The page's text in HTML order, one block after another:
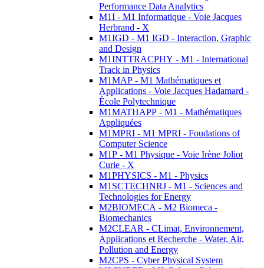
Performance Data Analytics
M1I - M1 Informatique - Voie Jacques
Herbrand - X
M1IGD - M1 IGD - Interaction, Graphic
and Design
M1INTTRACPHY - M1 - International
Track in Physics
M1MAP - M1 Mathématiques et
Applications - Voie Jacques Hadamard -
École Polytechnique
M1MATHAPP - M1 - Mathématiques
Appliquées
M1MPRI - M1 MPRI - Foudations of
Computer Science
M1P - M1 Physique - Voie Irène Joliot
Curie - X
M1PHYSICS - M1 - Physics
M1SCTECHNRJ - M1 - Sciences and
Technologies for Energy
M2BIOMECA - M2 Biomeca -
Biomechanics
M2CLEAR - CLimat, Environnement,
Applications et Recherche - Water, Air,
Pollution and Energy
M2CPS - Cyber Physical System